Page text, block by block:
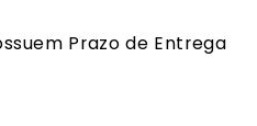
Prazo de Entrega